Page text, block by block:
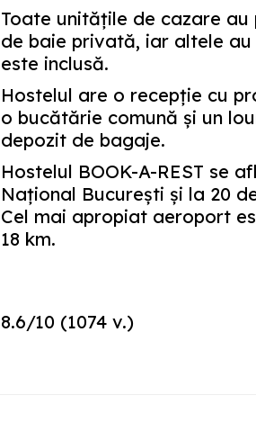
Toate unităţile de cazare
de baie privată, iar altele
este inclusă.
Hostelul are o recepţie cu
o bucătărie comună şi un
depozit de bagaje.
Hostelul BOOK-A-REST se
Naţional Bucureşti şi la 20
Cel mai apropiat aeroport
18 km.
8.6/10 (1074 v.)